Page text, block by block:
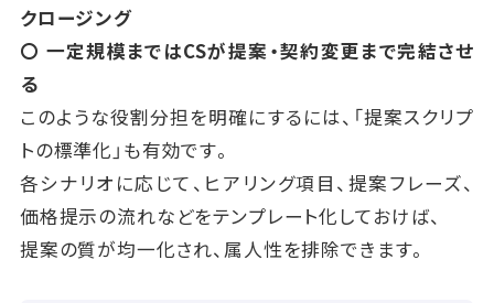
クロージング
〇 一定規模まではCSが提案・契約変更まで完結させ
る
このような役割分担を明確にするには、「提案スクリプ
トの標準化」も有効です。
各シナリオに応じて、ヒアリング項目、提案フレーズ、
価格提示の流れなどをテンプレート化しておけば、
提案の質が均一化され、属人性を排除できます。